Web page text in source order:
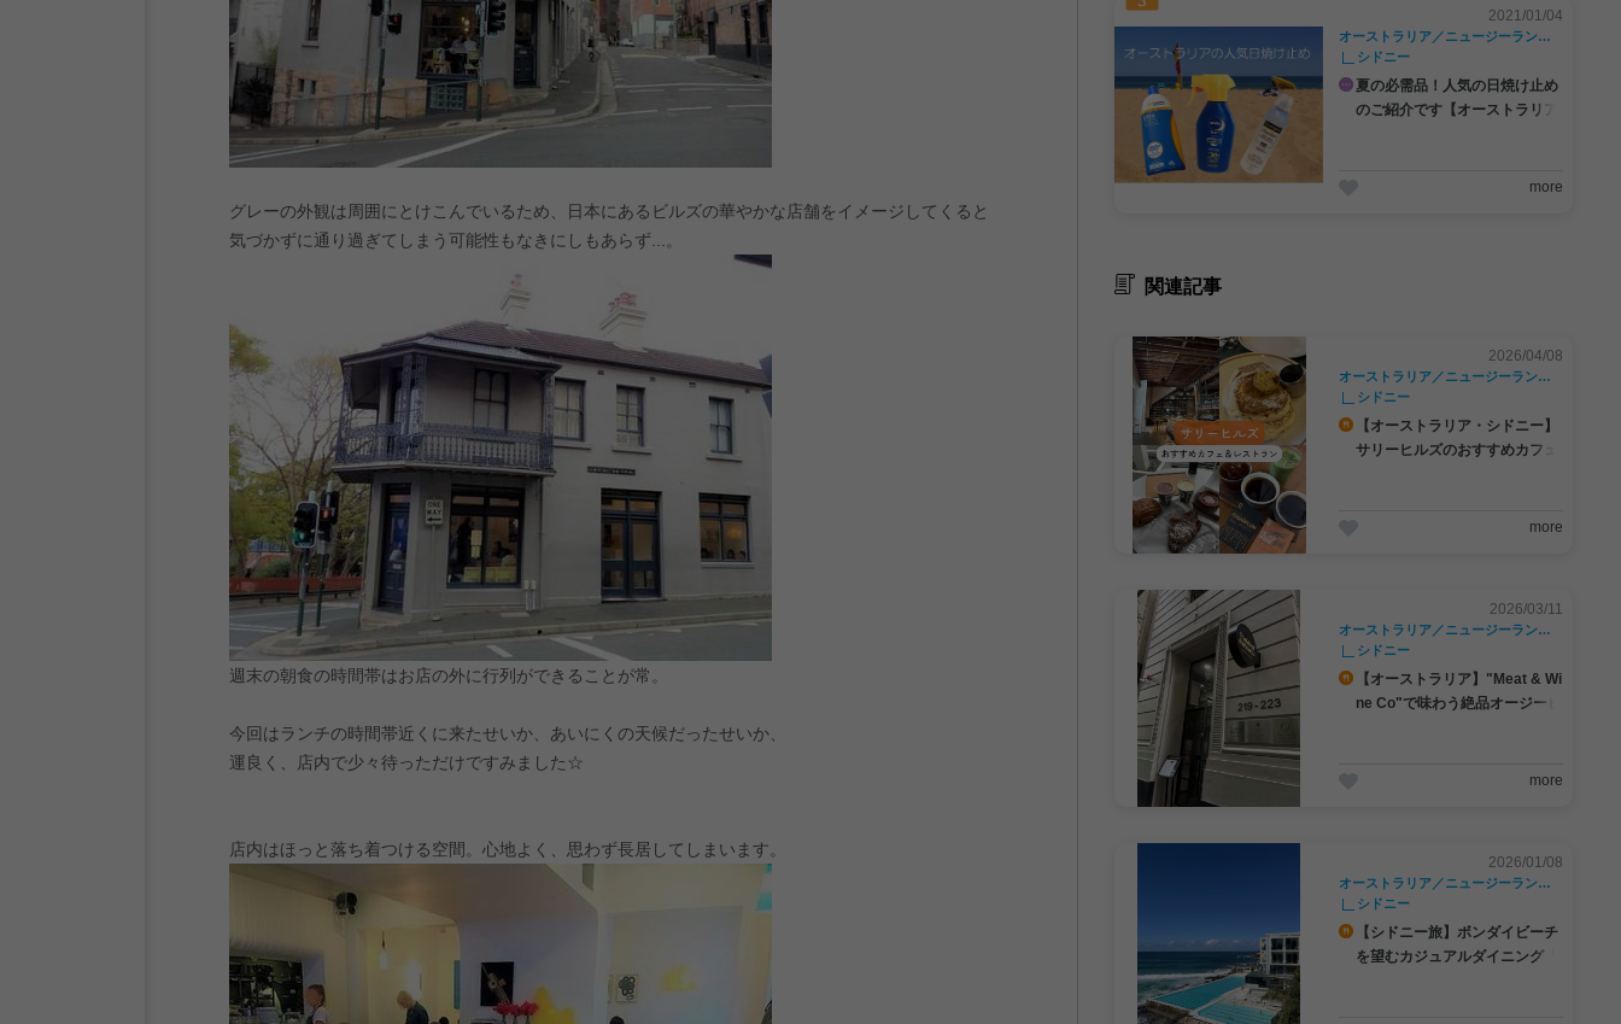
#JCBプラザ #アフタヌーンティー
グレーの外観は周囲にとけこんでいるため、日本にあるビルズの華やかな店舗をイメージしてくると
気づかずに通り過ぎてしまう可能性もなきにしもあらず...。
週末の朝食の時間帯はお店の外に行列ができることが常。
今回はランチの時間帯近くに来たせいか、あいにくの天候だったせいか、
運良く、店内で少々待っただけですみました☆
店内はほっと落ち着つける空間。心地よく、思わず長居してしまいます。
2021/01/04
オーストラリア／ニュージーランド／南太平洋
シドニー
夏の必需品！人気の日焼け止め
のご紹介です【オーストラリア
more
関連記事
2026/04/08
オーストラリア／ニュージーランド／南太平洋
シドニー
【オーストラリア・シドニー】
サリーヒルズのおすすめカフェ
more
2026/03/11
オーストラリア／ニュージーランド／南太平洋
シドニー
【オーストラリア】"Meat & Wi
ne Co"で味わう絶品オージービ
more
2026/01/08
オーストラリア／ニュージーランド／南太平洋
シドニー
【シドニー旅】ボンダイビーチ
を望むカジュアルダイニング「